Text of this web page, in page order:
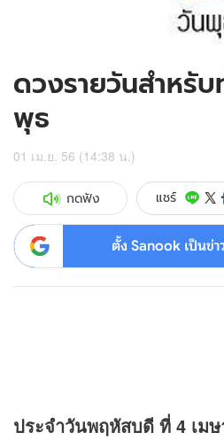
ดวงรายวันสำหรั
พุธ
01 เม.ย. 56 (14:38 น.)
กดฟัง แชร์
ตั้ง Sanook เป็นข่
ประจำวันพฤหัสบดี ที่ 4 เม